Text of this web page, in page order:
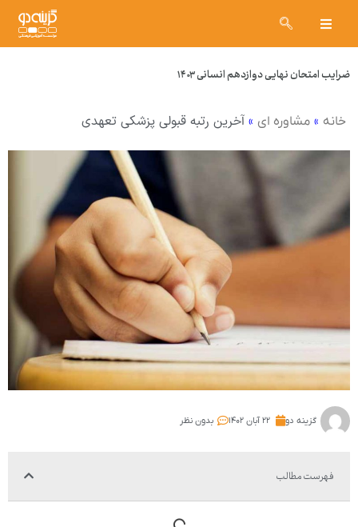
ضرایب امتحان نهایی دوازدهم انسانی ۱۴۰۳
خانه » مشاوره ای » آخرین رتبه قبولی پزشکی تعهدی
گزینه دو ۲۲ آبان ۱۴۰۲ بدون نظر
فهرست مطالب